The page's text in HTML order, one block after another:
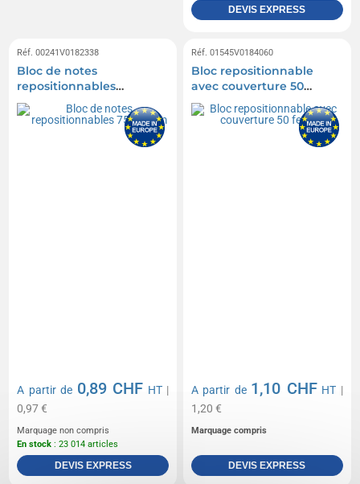
DEVIS EXPRESS
Réf. 00241V0182338
Bloc de notes
repositionnables
75x75mm
A partir de 0,89 CHF HT|
0,97 €
Marquage non compris
En stock : 23 014 articles
DEVIS EXPRESS
Réf. 01545V0184060
Bloc repositionnable
avec couverture 50
feuilles
A partir de 1,10 CHF HT |
1,20 €
Marquage compris
DEVIS EXPRESS